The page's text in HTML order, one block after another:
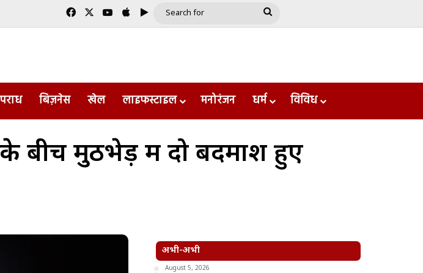
FacebookYouTube
AppleGoogle Play
Search
बिज़नेस खेल लाइफस्टाइल मनोरंजन धर्म विविध
बीच मुठभेड़ में दो बदमाश हुए
अभी-अभी
August 5, 2026